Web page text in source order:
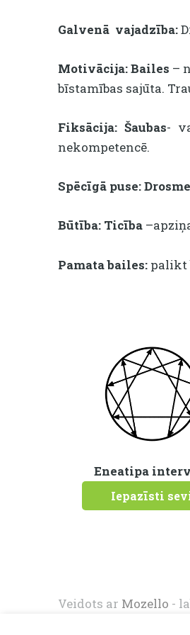
Galvenā vajadzība:
Motivācija:Bailes –
bīstamības sajūta.
Fiksācija: Šaubas-
nekompetencē.
Spēcīgā puse:Drosme
Būtība: Ticība
Pamata bailes: palikt
Eneatipa
Iepazīsti
Veidots ar Mozello -